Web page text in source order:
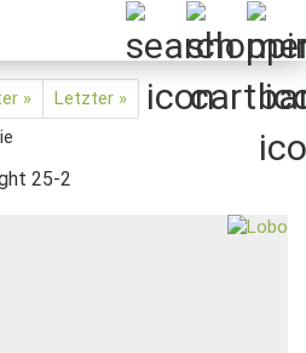
»
Letzter »
25-2